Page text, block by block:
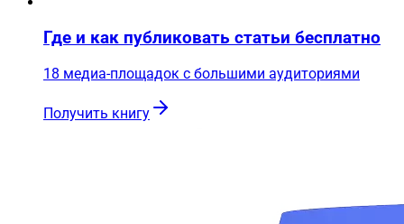
Где и как публиковать статьи бесплатно
18 медиа-площадок с большими аудиториями
Получить книгу